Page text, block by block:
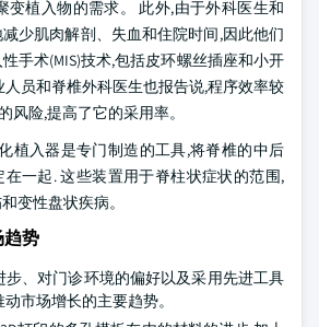
变植入物的需求。 此外,由于外科医生和
少肌肉解剖、失血和住院时间,因此他们
手术(MIS)技术,包括皮环螺丝插座和小开
员和脊椎外科医生也报告说,程序效率较
风险,提高了它的采用率。
植入器是专门制造的工具,将脊椎的中后
一起. 这些装置用于脊柱状症状的范围,
变性盘状疾病。
趋势
步、对门诊环境的偏好以及采用先进工具
市场增长的主要趋势。